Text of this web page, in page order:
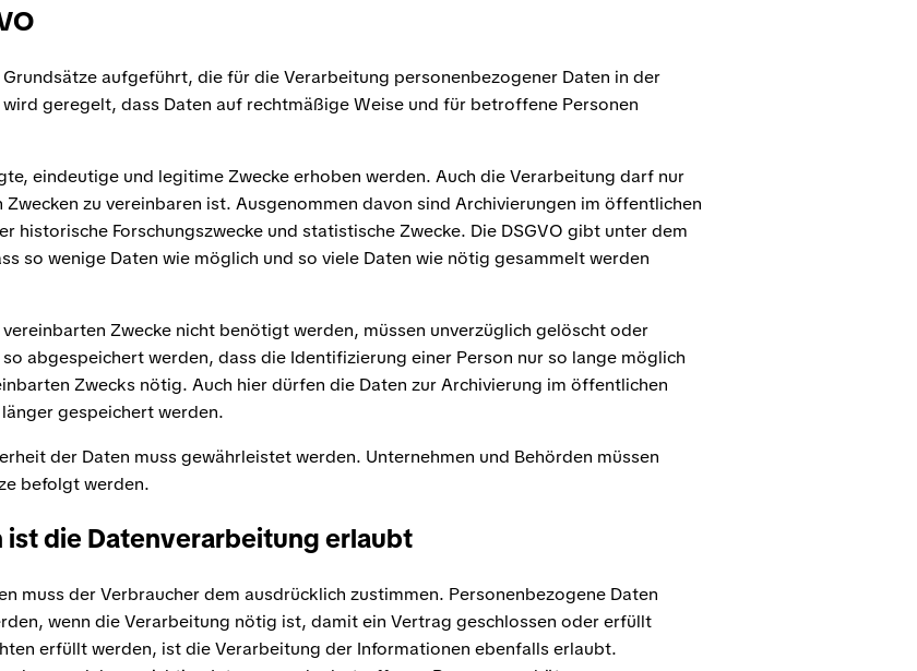
aufgeführt, die für die Verarbeitung personenbezogener Daten in der
geregelt, dass Daten auf rechtmäßige Weise und für betroffene Personen
eindeutige und legitime Zwecke erhoben werden. Auch die Verarbeitung darf nur
zu vereinbaren ist. Ausgenommen davon sind Archivierungen im öffentlichen
historische Forschungszwecke und statistische Zwecke. Die DSGVO gibt unter dem
so wenige Daten wie möglich und so viele Daten wie nötig gesammelt werden
Zwecke nicht benötigt werden, müssen unverzüglich gelöscht oder
abgespeichert werden, dass die Identifizierung einer Person nur so lange möglich
Zwecks nötig. Auch hier dürfen die Daten zur Archivierung im öffentlichen
gespeichert werden.
der Daten muss gewährleistet werden. Unternehmen und Behörden müssen
befolgt werden.
ist die Datenverarbeitung erlaubt
muss der Verbraucher dem ausdrücklich zustimmen. Personenbezogene Daten
wenn die Verarbeitung nötig ist, damit ein Vertrag geschlossen oder erfüllt
erfüllt werden, ist die Verarbeitung der Informationen ebenfalls erlaubt.